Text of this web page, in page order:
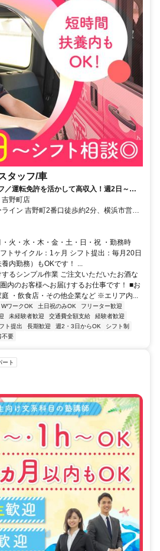
タッフ/車
／運転免許を活かして高収入！週2日～、
野町店
イン 吉野町2番口徒歩約2分、横浜市営ブ
歩約6分、京急本線 黄金町徒歩約8分 ※マ
不可
火・水・木・金・土・日・祝 ・勤務時
トサイクル：1ヶ月 シフト提出：毎月20日
内勤務）もOKです！ ...
るシンプル作業 ご注文いただいたお酒な
内のお客様へお届けするお仕事です！ ■お
・飲食店・その他企業など ※エリア内...
ワークOK 土日祝のみOK
フリーター歓迎
未経験者歓迎 交通費全額支給
経験者歓迎
ト提出 長期歓迎 週2・3日からOK
シフト制
不要
ート